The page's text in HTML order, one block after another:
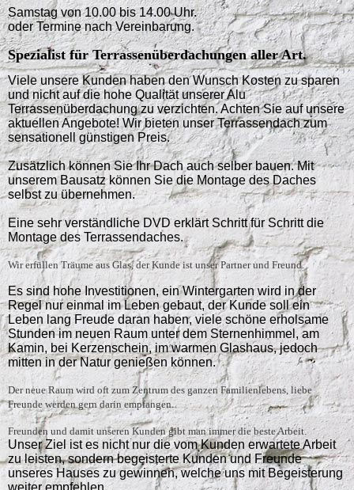
Samstag von 10.00 bis 14.00 Uhr.
oder Termine nach Vereinbarung.
Spezialist für Terrassenüberdachungen aller Art.
Viele unsere Kunden haben den Wunsch Kosten zu sparen
und nicht auf die hohe Qualität unserer Alu
Terrassenüberdachung zu verzichten. Achten Sie auf unsere
aktuellen Angebote! Wir bieten unser Terrassendach zum
sensationell günstigen Preis.
Zusätzlich können Sie Ihr Dach auch selber bauen. Mit
unserem Bausatz können Sie die Montage des Daches
selbst zu übernehmen.
Eine sehr verständliche DVD erklärt Schritt für Schritt die
Montage des Terrassendaches.
Wir erfüllen Träume aus Glas, der Kunde ist unser Partner und Freund.
Es sind hohe Investitionen, ein Wintergarten wird in der
Regel nur einmal im Leben gebaut, der Kunde soll ein
Leben lang Freude daran haben, viele schöne erholsame
Stunden im neuen Raum unter dem Sternenhimmel, am
Kamin, bei Kerzenschein, im warmen Glashaus, jedoch
mitten in der Natur genießen können.
Der neue Raum wird oft zum Zentrum des ganzen Familienlebens, liebe
Freunde werden gern darin empfangen.
Freunden und damit unseren Kunden gibt man immer die beste Arbeit.
Unser Ziel ist es nicht nur die vom Kunden erwartete Arbeit
zu leisten, sondern begeisterte Kunden und Freunde
unseres Hauses zu gewinnen, welche uns mit Begeisterung
weiter empfehlen.